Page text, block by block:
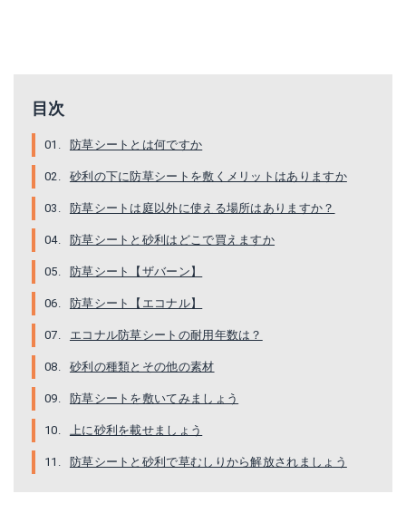
目次
防草シートとは何ですか
砂利の下に防草シートを敷くメリットはありますか
防草シートは庭以外に使える場所はありますか？
防草シートと砂利はどこで買えますか
防草シート【ザバーン】
防草シート【エコナル】
エコナル防草シートの耐用年数は？
砂利の種類とその他の素材
防草シートを敷いてみましょう
上に砂利を載せましょう
防草シートと砂利で草むしりから解放されましょう